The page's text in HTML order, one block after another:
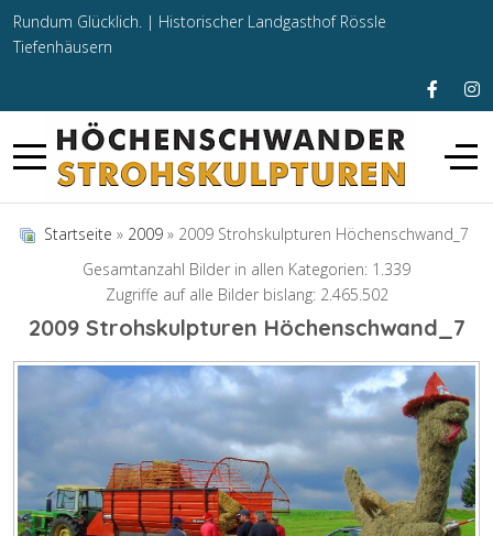
Rundum Glücklich. | Historischer Landgasthof Rössle
Tiefenhäusern
Startseite » 2009 » 2009 Strohskulpturen Höchenschwand_7
Gesamtanzahl Bilder in allen Kategorien: 1.339
Zugriffe auf alle Bilder bislang: 2.465.502
2009 Strohskulpturen Höchenschwand_7